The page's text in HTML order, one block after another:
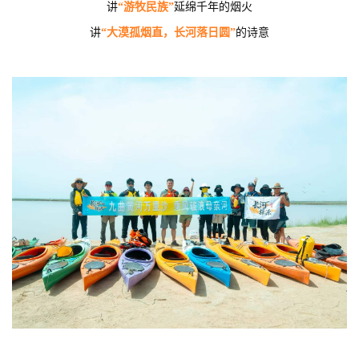
讲“游牧民族”延绵千年的烟火
讲“大漠孤烟直，长河落日圆”的诗意